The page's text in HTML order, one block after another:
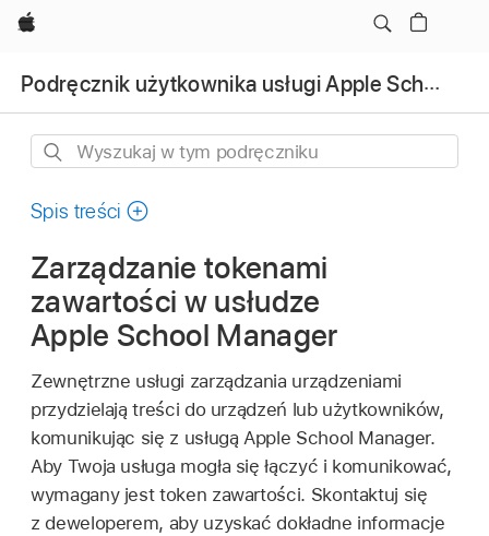
Apple
Podręcznik użytkownika usługi Apple School Manager
Wyszukaj
tym
Spis treści
Zarządzanie tokenami
zawartości w usłudze
Apple School Manager
Zewnętrzne usługi zarządzania urządzeniami
przydzielają treści do urządzeń lub użytkowników,
komunikując się z usługą Apple School Manager.
Aby Twoja usługa mogła się łączyć i komunikować,
wymagany jest token zawartości. Skontaktuj się
z deweloperem, aby uzyskać dokładne informacje